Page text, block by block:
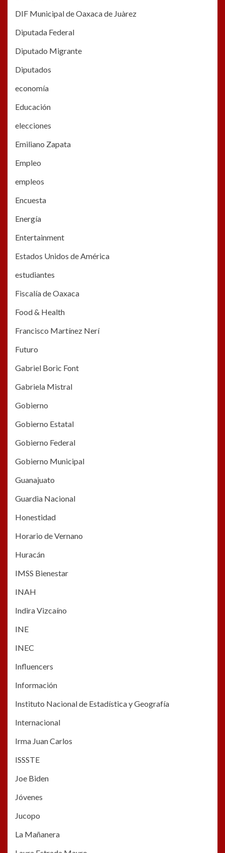
DIF Municipal de Oaxaca de Juàrez
Diputada Federal
Diputado Migrante
Diputados
economía
Educación
elecciones
Emiliano Zapata
Empleo
empleos
Encuesta
Energía
Entertainment
Estados Unidos de América
estudiantes
Fiscalía de Oaxaca
Food & Health
Francisco Martínez Nerí
Futuro
Gabriel Boric Font
Gabriela Mistral
Gobierno
Gobierno Estatal
Gobierno Federal
Gobierno Municipal
Guanajuato
Guardia Nacional
Honestidad
Horario de Vernano
Huracán
IMSS Bienestar
INAH
Indira Vizcaíno
INE
INEC
Influencers
Información
Instituto Nacional de Estadística y Geografía
Internacional
Irma Juan Carlos
ISSSTE
Joe Biden
Jóvenes
Jucopo
La Mañanera